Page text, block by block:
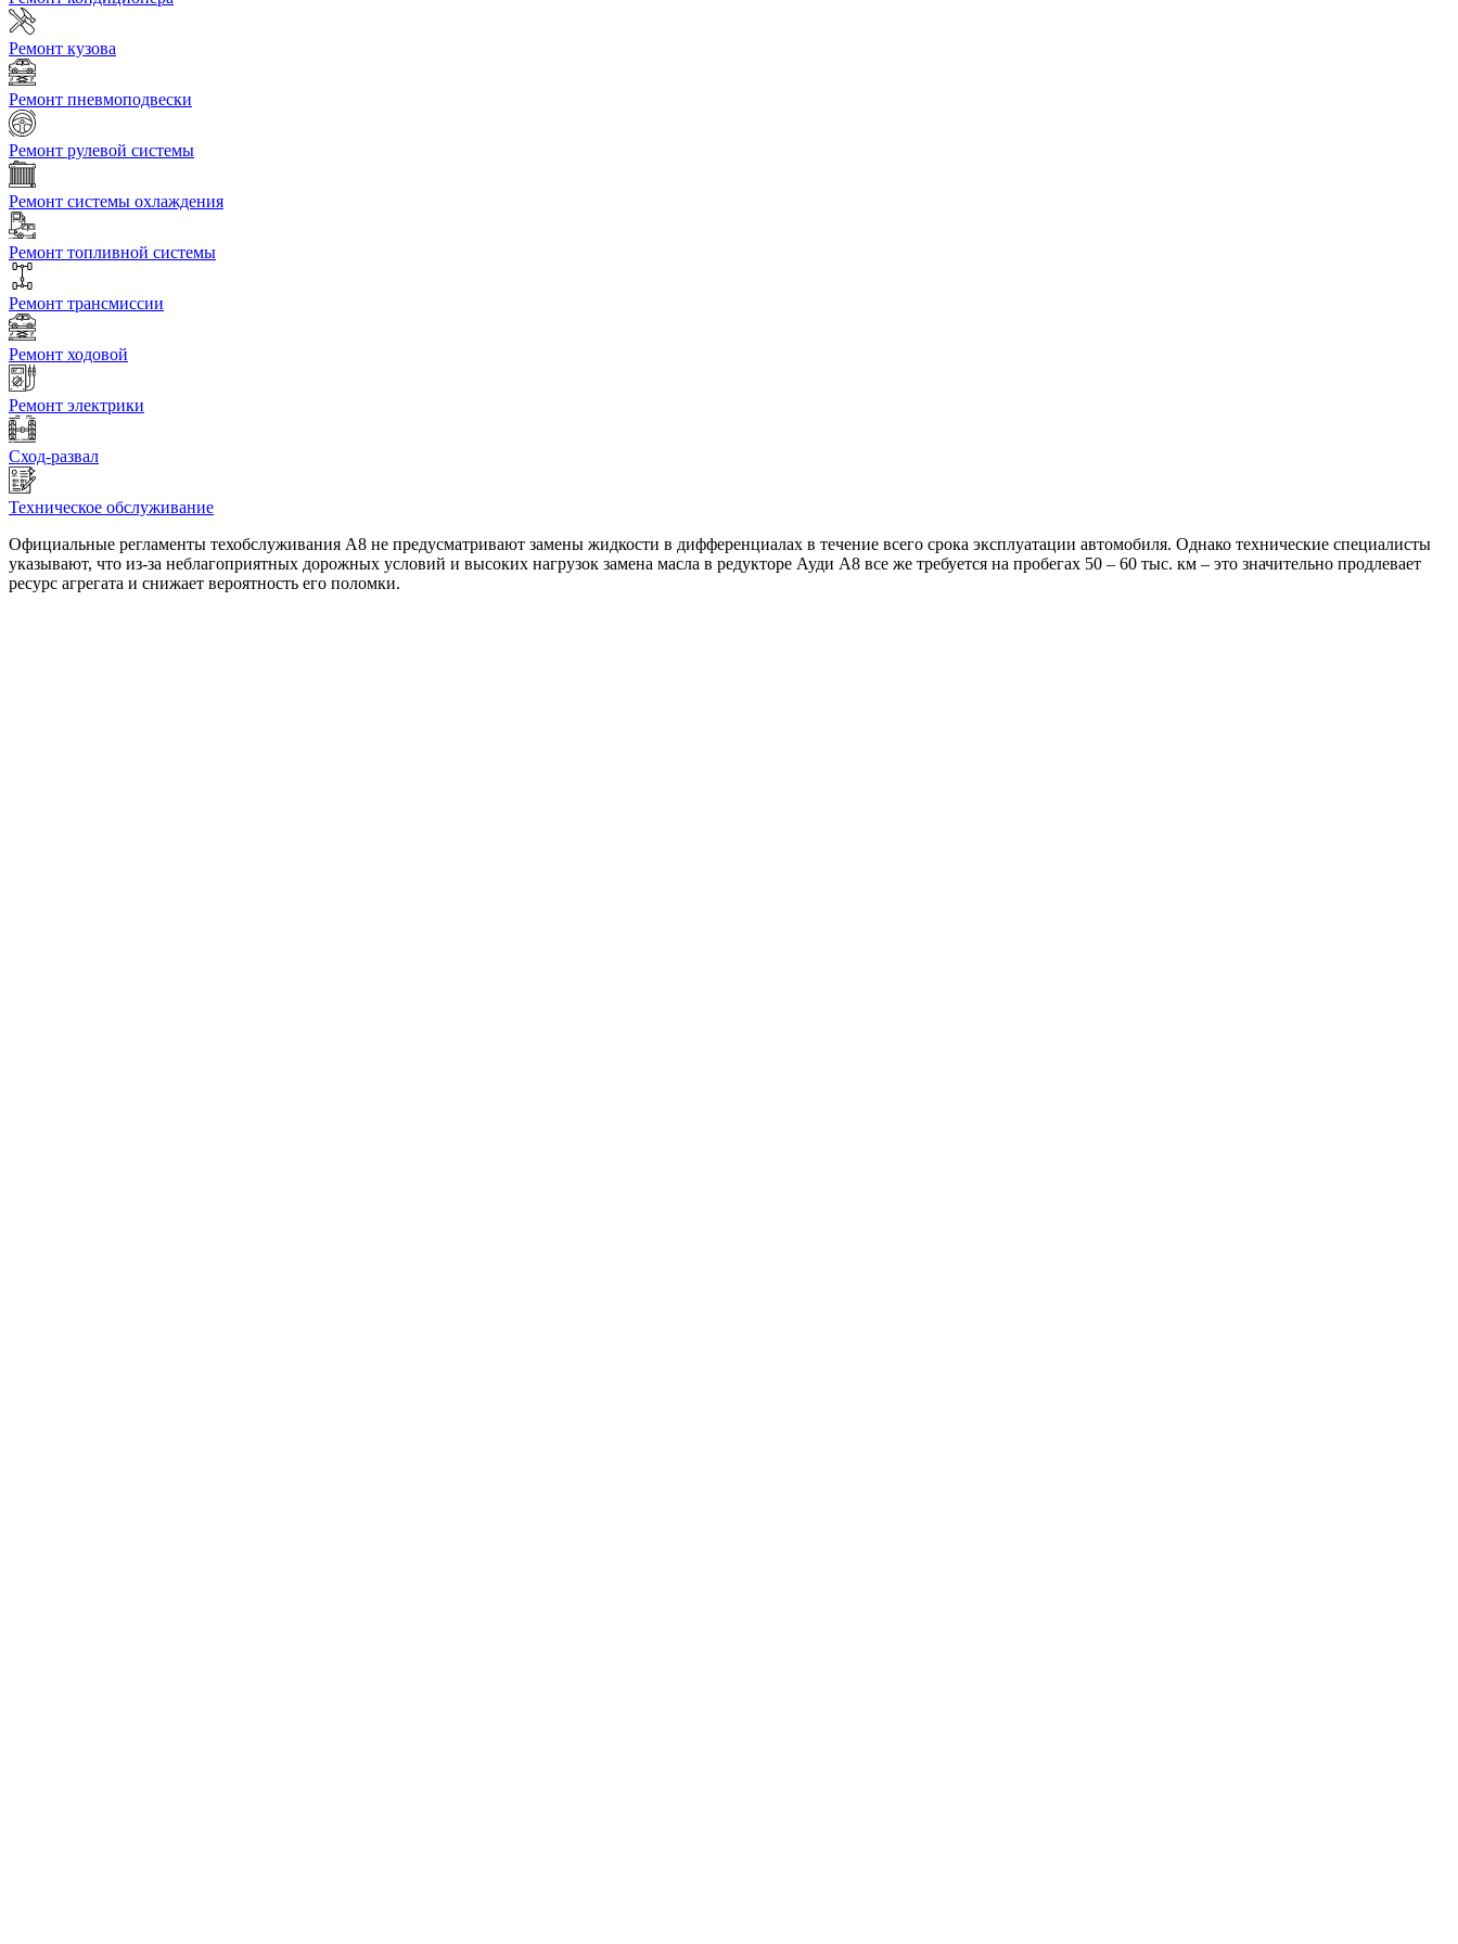
Ремонт кузова
Ремонт пневмоподвески
Ремонт рулевой системы
Ремонт системы охлаждения
Ремонт топливной системы
Ремонт трансмиссии
Ремонт ходовой
Ремонт электрики
Сход-развал
Техническое обслуживание
Официальные регламенты техобслуживания А8 не предусматривают замены жидкости в дифференциалах в течение всего срока эксплуатации автомобиля. Однако технические специалисты
указывают, что из-за неблагоприятных дорожных условий и высоких нагрузок замена масла в редукторе Ауди А8 все же требуется на пробегах 50 – 60 тыс. км – это значительно продлевает
ресурс агрегата и снижает вероятность его поломки.